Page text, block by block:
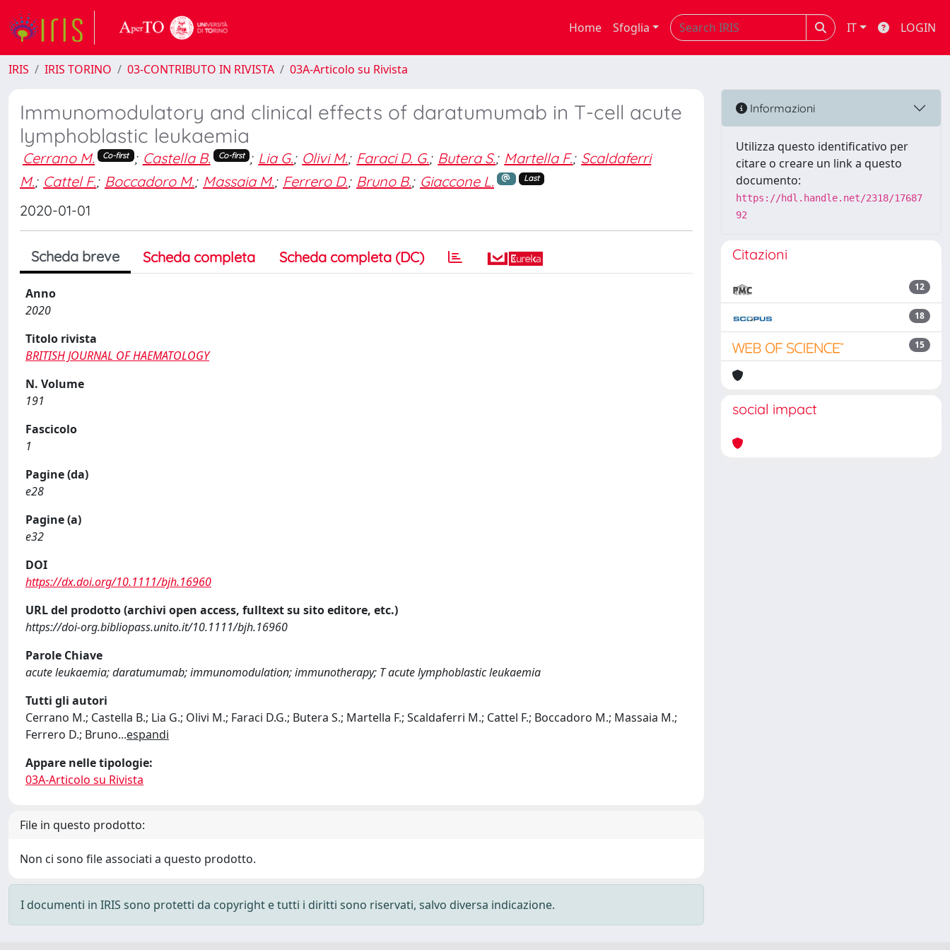
Home Sfoglia IT LOGIN
IRIS IRIS TORINO 03-CONTRIBUTO IN RIVISTA 03A-Articolo su Rivista
Immunomodulatory and clinical effects of daratumumab in T-cell acute
lymphoblastic leukaemia
Cerrano M. Co-first ; Castella B. Co-first ; Lia G.; Olivi M.; Faraci D. G.; Butera S.; Martella F.; Scaldaferri
M.; Cattel F.; Boccadoro M.; Massaia M.; Ferrero D.; Bruno B.; Giaccone L. Last
2020-01-01
Scheda breve Scheda completa Scheda completa (DC)
Anno
2020
Titolo rivista
BRITISH JOURNAL OF HAEMATOLOGY
N. Volume
191
Fascicolo
1
Pagine (da)
e28
Pagine (a)
e32
DOI
https://dx.doi.org/10.1111/bjh.16960
URL del prodotto (archivi open access, fulltext su sito editore, etc.)
https://doi-org.bibliopass.unito.it/10.1111/bjh.16960
Parole Chiave
acute leukaemia; daratumumab; immunomodulation; immunotherapy; T acute lymphoblastic leukaemia
Tutti gli autori
Cerrano M.; Castella B.; Lia G.; Olivi M.; Faraci D.G.; Butera S.; Martella F.; Scaldaferri M.; Cattel F.; Boccadoro M.; Massaia M.;
Ferrero D.; Bruno...espandi
Appare nelle tipologie:
03A-Articolo su Rivista
File in questo prodotto:
Non ci sono file associati a questo prodotto.
I documenti in IRIS sono protetti da copyright e tutti i diritti sono riservati, salvo diversa indicazione.
Informazioni
Utilizza questo identificativo per
citare o creare un link a questo
documento:
https://hdl.handle.net/2318/17687
92
Citazioni
12
18
15
social impact